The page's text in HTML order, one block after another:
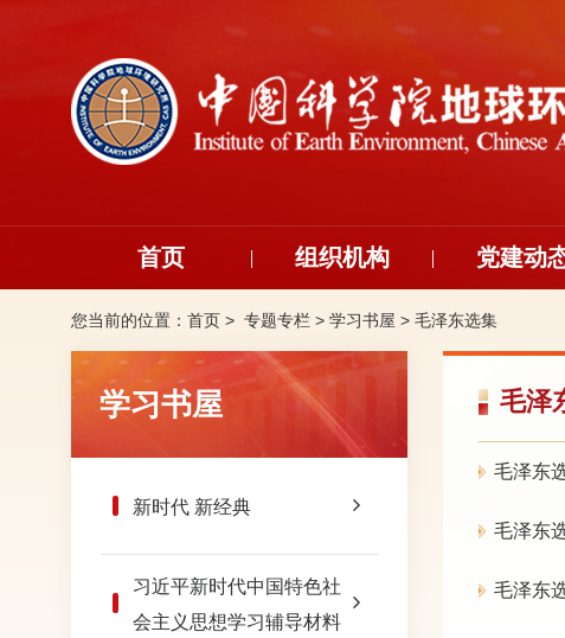
首页 组织机构 党建动
您当前的位置： 首页 > 专题专栏 > 学习书屋 > 毛泽东选集
学习书屋
新时代 新经典
习近平新时代中国特色社
会主义思想学习辅导材料
毛泽
毛泽东
毛泽东
毛泽东